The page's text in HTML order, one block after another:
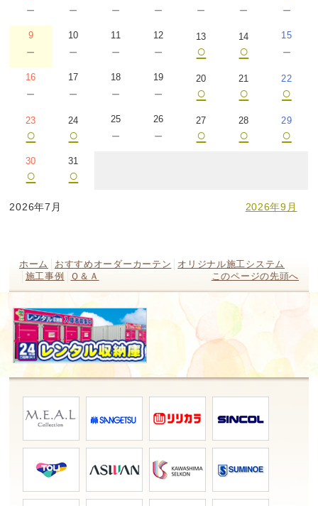
－ － － － － － －
9
－
10
－
11
－
12
－
13
○
14
○
15
－
16
－
17
－
18
－
19
－
20
○
21
○
22
○
23
○
24
○
25
－
26
－
27
○
28
○
29
○
30
○
31
○
2026年7月 2026年9月
ホーム おすすめオーダーカーテン
オリジナル施工システム
施工事例
Ｑ＆Ａ このページの先頭へ